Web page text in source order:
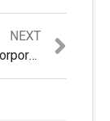
NEXT
Cuptor incorporabil Star-Light BOS-607TDSS – Review si Pareri obiective